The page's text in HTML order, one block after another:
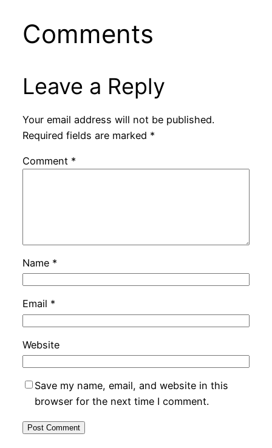
Comments
Leave a Reply
Your email address will not be published.
Required fields are marked *
Comment *
Name *
Email *
Website
Save my name, email, and website in this
browser for the next time I comment.